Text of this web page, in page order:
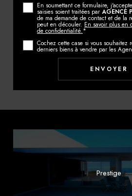
En soumettant ce formulaire,
saisies soient traitées par AGENCE
de ma demande de contact et de la
peut en découler. En savoir plus en
de confidentialité.*
Cochez cette case si vous souhaitez
derniers biens à vendre par les
Prestige